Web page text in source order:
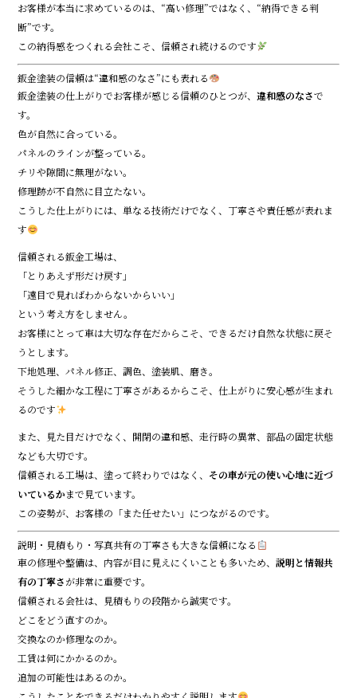
お客様が本当に求めているのは、“高い修理”ではなく、“納得できる判
断”です。
この納得感をつくれる会社こそ、信頼され続けるのです
鈑金塗装の信頼は“違和感のなさ”にも表れる
鈑金塗装の仕上がりでお客様が感じる信頼のひとつが、違和感のなさで
す。
色が自然に合っている。
パネルのラインが整っている。
チリや隙間に無理がない。
修理跡が不自然に目立たない。
こうした仕上がりには、単なる技術だけでなく、丁寧さや責任感が表れま
す
信頼される鈑金工場は、
「とりあえず形だけ戻す」
「遠目で見ればわからないからいい」
という考え方をしません。
お客様にとって車は大切な存在だからこそ、できるだけ自然な状態に戻そ
うとします。
下地処理、パネル修正、調色、塗装肌、磨き。
そうした細かな工程に丁寧さがあるからこそ、仕上がりに安心感が生まれ
るのです
また、見た目だけでなく、開閉の違和感、走行時の異常、部品の固定状態
なども大切です。
信頼される工場は、塗って終わりではなく、 その車が元の使い心地に近づ
いているかまで見ています。
この姿勢が、お客様の「また任せたい」につながるのです。
説明・見積もり・写真共有の丁寧さも大きな信頼になる
車の修理や整備は、内容が目に見えにくいことも多いため、説明と情報共
有の丁寧さが非常に重要です。
信頼される会社は、見積もりの段階から誠実です。
どこをどう直すのか。
交換なのか修理なのか。
工賃は何にかかるのか。
追加の可能性はあるのか。